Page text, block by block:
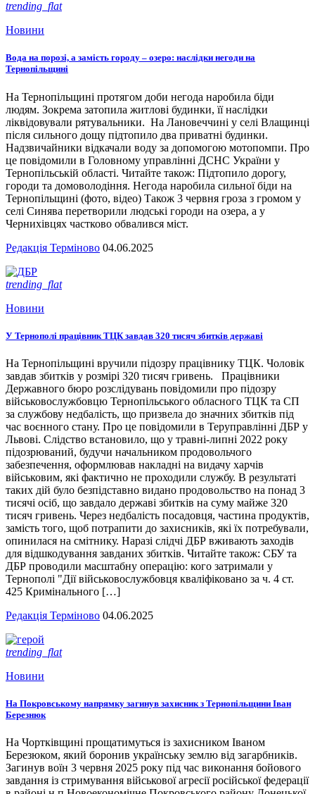
trending_flat
Новини
Вода на порозі, а замість городу – озеро: наслідки негоди на
Тернопільщині
На Тернопільщині протягом доби негода наробила біди
людям. Зокрема затопила житлові будинки, її наслідки
ліквідовували рятувальники. На Лановеччині у селі Влащинці
після сильного дощу підтопило два приватні будинки.
Надзвичайники відкачали воду за допомогою мотопомпи. Про
це повідомили в Головному управлінні ДСНС України у
Тернопільській області. Читайте також: Підтопило дорогу,
городи та домоволодіння. Негода наробила сильної біди на
Тернопільщині (фото, відео) Також 3 червня гроза з громом у
селі Синява перетворили людські городи на озера, а у
Чернихівцях частково обвалився міст.
Редакція Терміново 04.06.2025
trending_flat
Новини
У Тернополі працівник ТЦК завдав 320 тисяч збитків державі
На Тернопільщині вручили підозру працівнику ТЦК. Чоловік
завдав збитків у розмірі 320 тисяч гривень. Працівники
Державного бюро розслідувань повідомили про підозру
військовослужбовцю Тернопільського обласного ТЦК та СП
за службову недбалість, що призвела до значних збитків під
час воєнного стану. Про це повідомили в Теруправлінні ДБР у
Львові. Слідство встановило, що у травні-липні 2022 року
підозрюваний, будучи начальником продовольчого
забезпечення, оформлював накладні на видачу харчів
військовим, які фактично не проходили службу. В результаті
таких дій було безпідставно видано продовольство на понад 3
тисячі осіб, що завдало державі збитків на суму майже 320
тисяч гривень. Через недбалість посадовця, частина продуктів,
замість того, щоб потрапити до захисників, які їх потребували,
опинилася на смітнику. Наразі слідчі ДБР вживають заходів
для відшкодування завданих збитків. Читайте також: СБУ та
ДБР проводили масштабну операцію: кого затримали у
Тернополі "Дії військовослужбовця кваліфіковано за ч. 4 ст.
425 Кримінального […]
Редакція Терміново 04.06.2025
trending_flat
Новини
На Покровському напрямку загинув захисник з Тернопільщини Іван
Березнюк
На Чортківщині прощатимуться із захисником Іваном
Березюком, який боронив українську землю від загарбників.
Загинув воїн 3 червня 2025 року під час виконання бойового
завдання із стримування військової агресії російської федерації